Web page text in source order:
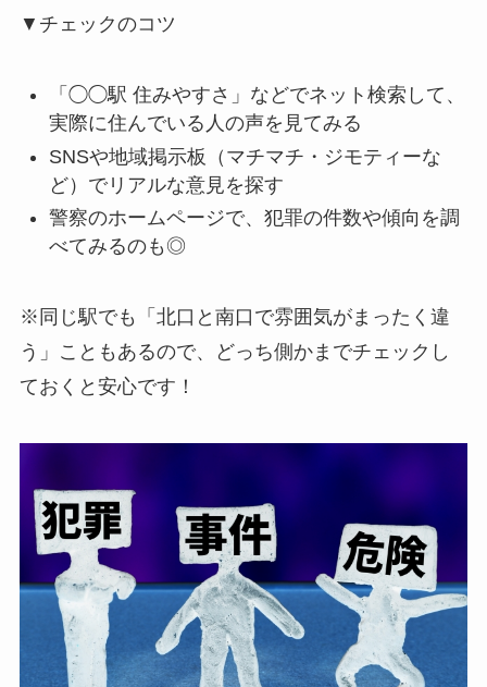
▼チェックのコツ
「◯◯駅 住みやすさ」などでネット検索して、
実際に住んでいる人の声を見てみる
SNSや地域掲示板（マチマチ・ジモティーな
ど）でリアルな意見を探す
警察のホームページで、犯罪の件数や傾向を調
べてみるのも◎
※同じ駅でも「北口と南口で雰囲気がまったく違
う」こともあるので、どっち側かまでチェックし
ておくと安心です！